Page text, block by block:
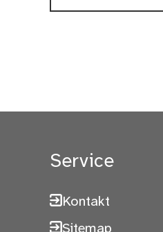
Service
Kontakt
Sitemap